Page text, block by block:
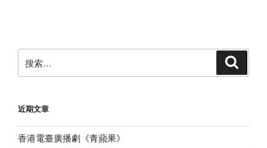
索：
近期文章
香港電臺廣播劇《青蘋果》